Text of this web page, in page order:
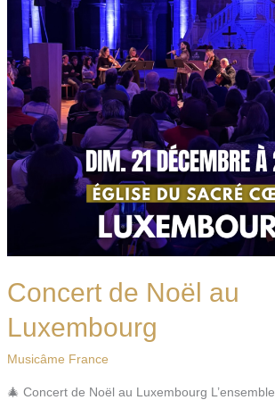
Concert de Noël au
Luxembourg
Musicâme France
🎄 Concert de Noël au Luxembourg